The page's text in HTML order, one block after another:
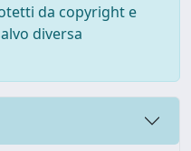
da copyright e
diversa